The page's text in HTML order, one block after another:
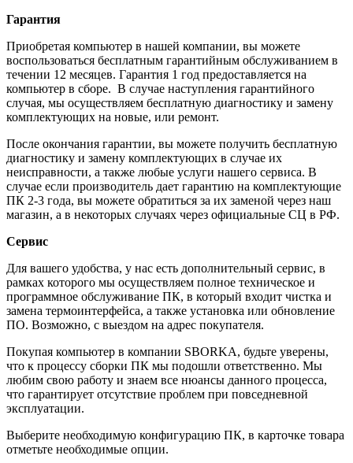
Гарантия
Приобретая компьютер в нашей компании, вы можете
воспользоваться бесплатным гарантийным обслуживанием в
течении 12 месяцев. Гарантия 1 год предоставляется на
компьютер в сборе. В случае наступления гарантийного
случая, мы осуществляем бесплатную диагностику и замену
комплектующих на новые, или ремонт.
После окончания гарантии, вы можете получить бесплатную
диагностику и замену комплектующих в случае их
неисправности, а также любые услуги нашего сервиса. В
случае если производитель дает гарантию на комплектующие
ПК 2-3 года, вы можете обратиться за их заменой через наш
магазин, а в некоторых случаях через официальные СЦ в РФ.
Сервис
Для вашего удобства, у нас есть дополнительный сервис, в
рамках которого мы осуществляем полное техническое и
программное обслуживание ПК, в который входит чистка и
замена термоинтерфейса, а также установка или обновление
ПО. Возможно, с выездом на адрес покупателя.
Покупая компьютер в компании SBORKA, будьте уверены,
что к процессу сборки ПК мы подошли ответственно. Мы
любим свою работу и знаем все нюансы данного процесса,
что гарантирует отсутствие проблем при повседневной
эксплуатации.
Выберите необходимую конфигурацию ПК, в карточке товара
отметьте необходимые опции.